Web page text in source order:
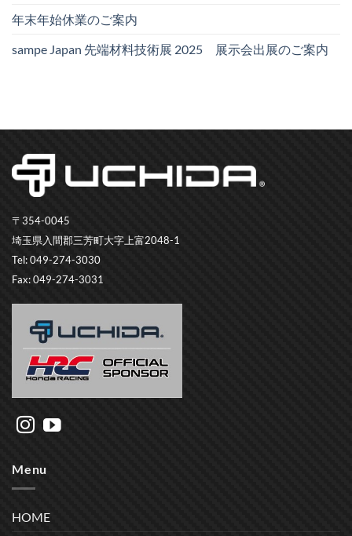
年末年始休業のご案内
sampe Japan 先端材料技術展 2025 展示会出展のご案内
〒354-0045
埼玉県入間郡三芳町大字上富2048-1
Tel: 049-274-3030
Fax: 049-274-3031
Menu
HOME